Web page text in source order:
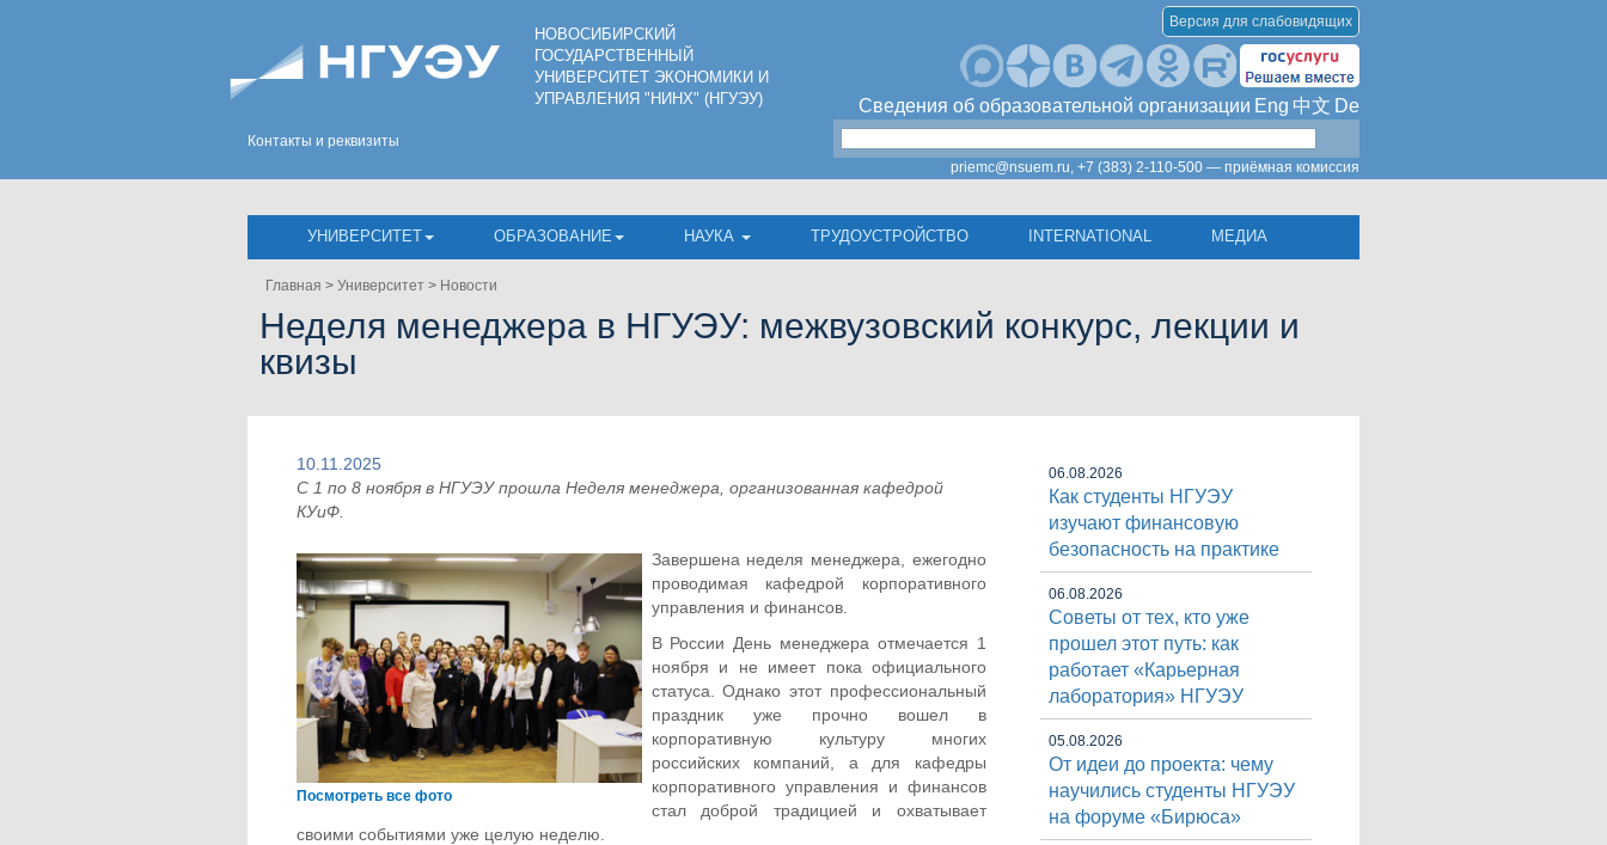
Контакты и реквизиты
НОВОСИБИРСКИЙ
ГОСУДАРСТВЕННЫЙ
УНИВЕРСИТЕТ ЭКОНОМИКИ И
УПРАВЛЕНИЯ "НИНХ" (НГУЭУ)
Версия для слабовидящих
Сведения об образовательной организации Eng 中文 De
priemc@nsuem.ru, +7 (383) 2-110-500 — приёмная комиссия
УНИВЕРСИТЕТ ОБРАЗОВАНИЕ НАУКА ТРУДОУСТРОЙСТВО INTERNATIONAL МЕДИА
Главная > Университет > Новости
Неделя менеджера в НГУЭУ: межвузовский конкурс, лекции и
квизы
10.11.2025
С 1 по 8 ноября в НГУЭУ прошла Неделя менеджера, организованная кафедрой
КУиФ.
Посмотреть все фото
Завершена неделя менеджера, ежегодно
проводимая кафедрой корпоративного
управления и финансов.
В России День менеджера отмечается 1
ноября и не имеет пока официального
статуса. Однако этот профессиональный
праздник уже прочно вошел в
корпоративную культуру многих
российских компаний, а для кафедры
корпоративного управления и финансов
стал доброй традицией и охватывает
своими событиями уже целую неделю.
06.08.2026
Как студенты НГУЭУ
изучают финансовую
безопасность на практике
06.08.2026
Советы от тех, кто уже
прошел этот путь: как
работает «Карьерная
лаборатория» НГУЭУ
05.08.2026
От идеи до проекта: чему
научились студенты НГУЭУ
на форуме «Бирюса»